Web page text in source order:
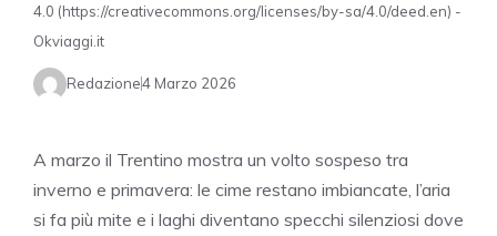
4.0 (https://creativecommons.org/licenses/by-sa/4.0/deed.en) -
Okviaggi.it
Redazione4 Marzo 2026
A marzo il Trentino mostra un volto sospeso tra
inverno e primavera: le cime restano imbiancate, l’aria
si fa più mite e i laghi diventano specchi silenziosi dove